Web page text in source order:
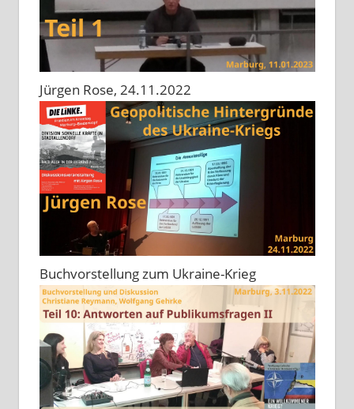
Jürgen Rose, 24.11.2022
Buchvorstellung zum Ukraine-Krieg